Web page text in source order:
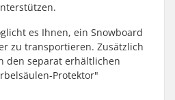
es Ihnen, ein Snowboard
zu transportieren. Zusätzlich
den separat erhältlichen
Protektor"